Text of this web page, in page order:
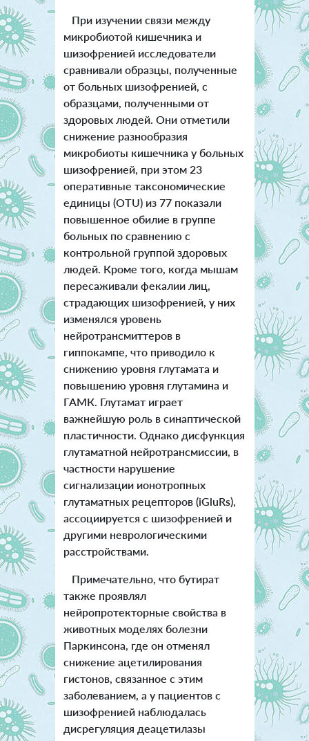
При изучении связи между
микробиотой кишечника и
шизофренией исследователи
сравнивали образцы, полученные
от больных шизофренией, с
образцами, полученными от
здоровых людей. Они отметили
снижение разнообразия
микробиоты кишечника у больных
шизофренией, при этом 23
оперативные таксономические
единицы (OTU) из 77 показали
повышенное обилие в группе
больных по сравнению с
контрольной группой здоровых
людей. Кроме того, когда мышам
пересаживали фекалии лиц,
страдающих шизофренией, у них
изменялся уровень
нейротрансмиттеров в
гиппокампе, что приводило к
снижению уровня глутамата и
повышению уровня глутамина и
ГАМК. Глутамат играет
важнейшую роль в синаптической
пластичности. Однако дисфункция
глутаматной нейротрансмиссии, в
частности нарушение
сигнализации ионотропных
глутаматных рецепторов (iGluRs),
ассоциируется с шизофренией и
другими неврологическими
расстройствами.
Примечательно, что бутират
также проявлял
нейропротекторные свойства в
животных моделях болезни
Паркинсона, где он отменял
снижение ацетилирования
гистонов, связанное с этим
заболеванием, а у пациентов с
шизофренией наблюдалась
дисрегуляция деацетилазы